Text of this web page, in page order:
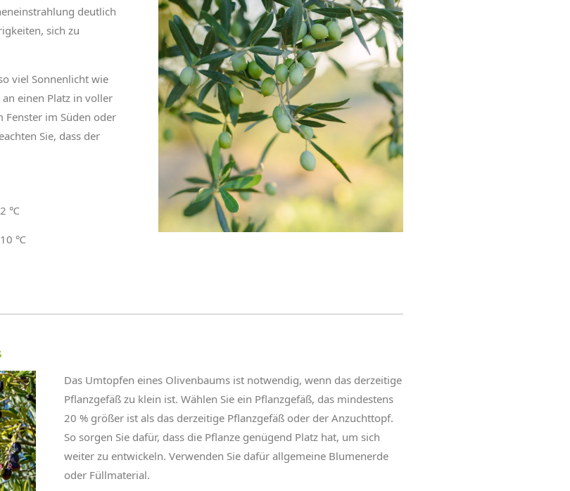
deutlich
sich zu
viel Sonnenlicht wie
einen Platz in voller
Fenster im Süden oder
Sie, dass der
℃
℃
Das Umtopfen eines Olivenbaums ist notwendig, wenn das derzeitige
Pflanzgefäß zu klein ist. Wählen Sie ein Pflanzgefäß, das mindestens
20 % größer ist als das derzeitige Pflanzgefäß oder der Anzuchttopf.
So sorgen Sie dafür, dass die Pflanze genügend Platz hat, um sich
weiter zu entwickeln. Verwenden Sie dafür allgemeine Blumenerde
oder Füllmaterial.